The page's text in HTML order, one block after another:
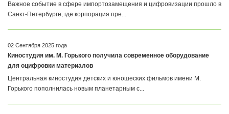
Важное событие в сфере импортозамещения и цифровизации прошло в
Санкт-Петербурге, где корпорация пре...
02 Сентября 2025 года
Киностудия им. М. Горького получила современное оборудование
для оцифровки материалов
Центральная киностудия детских и юношеских фильмов имени М.
Горького пополнилась новым планетарным с...